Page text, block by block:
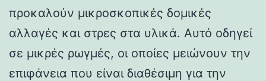
προκαλούν μικροσκοπικές δομικές
αλλαγές και στρες στα υλικά. Αυτό οδηγεί
σε μικρές ρωγμές, οι οποίες μειώνουν την
επιφάνεια που είναι διαθέσιμη για την